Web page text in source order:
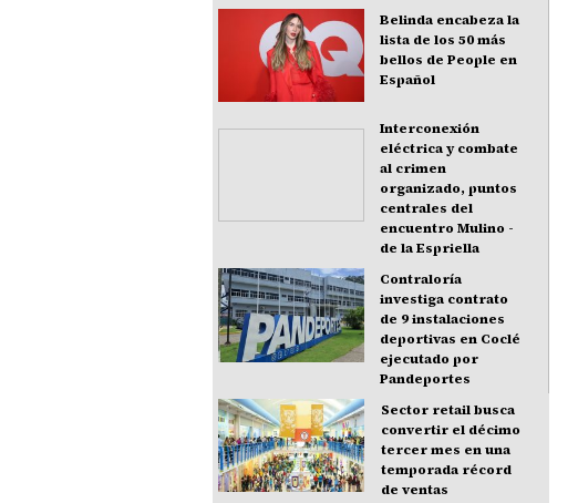
Belinda encabeza la
lista de los 50 más
bellos de People en
Español
Interconexión
eléctrica y combate
al crimen
organizado, puntos
centrales del
encuentro Mulino -
de la Espriella
Contraloría
investiga contrato
de 9 instalaciones
deportivas en Coclé
ejecutado por
Pandeportes
Sector retail busca
convertir el décimo
tercer mes en una
temporada récord
de ventas